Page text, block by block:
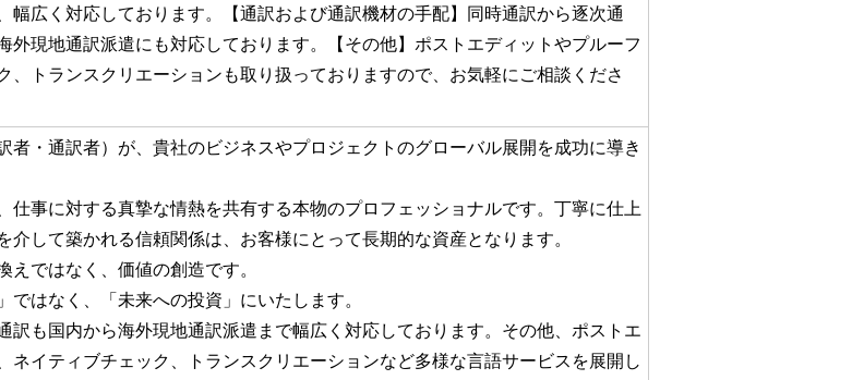
幅広く対応しております。【通訳および通訳機材の手配】同時通訳から逐次通
外現地通訳派遣にも対応しております。【その他】ポストエディットやプルーフ
、トランスクリエーションも取り扱っておりますので、お気軽にご相談くださ
者・通訳者）が、貴社のビジネスやプロジェクトのグローバル展開を成功に導き
仕事に対する真摯な情熱を共有する本物のプロフェッショナルです。丁寧に仕上
介して築かれる信頼関係は、お客様にとって長期的な資産となります。
ではなく、価値の創造です。
はなく、「未来への投資」にいたします。
訳も国内から海外現地通訳派遣まで幅広く対応しております。その他、ポストエ
ネイティブチェック、トランスクリエーションなど多様な言語サービスを展開し